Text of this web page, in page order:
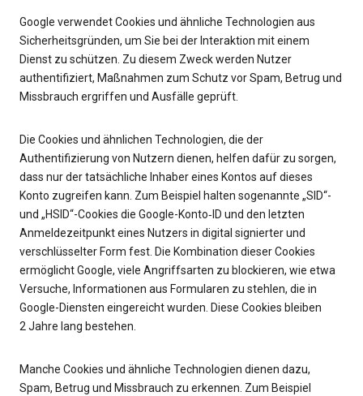
Google verwendet Cookies und ähnliche Technologien aus
Sicherheitsgründen, um Sie bei der Interaktion mit einem
Dienst zu schützen. Zu diesem Zweck werden Nutzer
authentifiziert, Maßnahmen zum Schutz vor Spam, Betrug und
Missbrauch ergriffen und Ausfälle geprüft.
Die Cookies und ähnlichen Technologien, die der
Authentifizierung von Nutzern dienen, helfen dafür zu sorgen,
dass nur der tatsächliche Inhaber eines Kontos auf dieses
Konto zugreifen kann. Zum Beispiel halten sogenannte „SID“-
und „HSID“-Cookies die Google-Konto‑ID und den letzten
Anmeldezeitpunkt eines Nutzers in digital signierter und
verschlüsselter Form fest. Die Kombination dieser Cookies
ermöglicht Google, viele Angriffsarten zu blockieren, wie etwa
Versuche, Informationen aus Formularen zu stehlen, die in
Google-Diensten eingereicht wurden. Diese Cookies bleiben
2 Jahre lang bestehen.
Manche Cookies und ähnliche Technologien dienen dazu,
Spam, Betrug und Missbrauch zu erkennen. Zum Beispiel